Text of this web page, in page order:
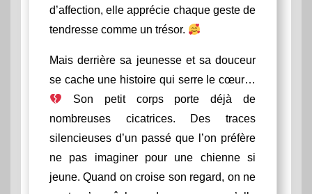
d’affection, elle apprécie chaque geste de
tendresse comme un trésor.
Mais derrière sa jeunesse et sa douceur
se cache une histoire qui serre le cœur…
Son petit corps porte déjà de
nombreuses cicatrices. Des traces
silencieuses d’un passé que l’on préfère
ne pas imaginer pour une chienne si
jeune. Quand on croise son regard, on ne